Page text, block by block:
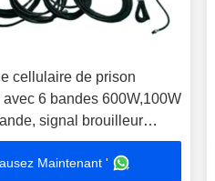
cellulaire de prison
avec 6 bandes 600W,100W
signal brouilleur
RF brouilleur
Maintenant '